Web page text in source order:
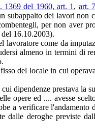
1369 del 1960, art. 1 , art. 7
subappalto dei lavori
per non aver
16.10.2003).
come da
almeno in termini di
del locale in cui
dipendenze prestava la
opere ed .... avesse
a verificare
deroghe previste